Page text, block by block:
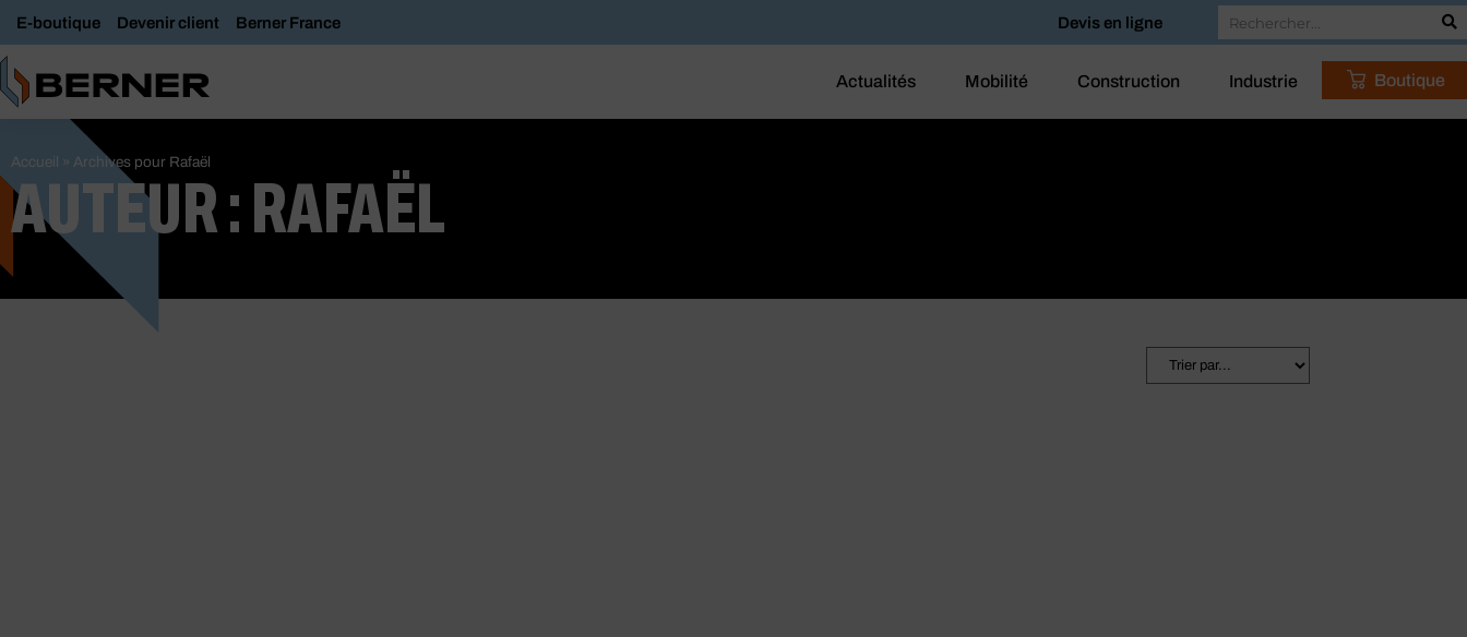
E-boutique Devenir client Berner France Devis en ligne
Actualités Mobilité Construction Industrie Boutique
Accueil » Archives pour Rafaël
AUTEUR :RAFAËL